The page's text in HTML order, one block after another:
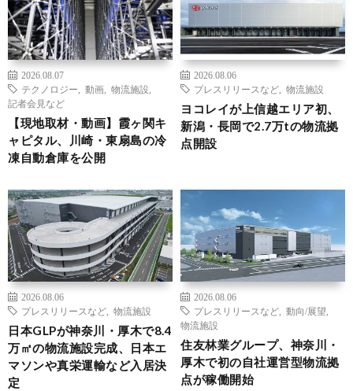
2026.08.07
テクノロジー
動画 物流施設
記者会見など
【現地取材・動画】霞ヶ関キ
ャピタル、川崎・東扇島の冷
凍自動倉庫を公開
2026.08.06
プレスリリースなど
物流施設
ヨコレイが上信越エリア初、
新潟・長岡で2.7万tの物流拠
点開設
2026.08.06
プレスリリースなど
物流施設
日本GLPが神奈川・厚木で8.4
万㎡の物流施設完成、日本エ
マソンや真栄運輸など入居決
定
2026.08.06
プレスリリースなど
動向/展望
物流施設
住友林業グループ、神奈川・
厚木で初の自社運営型物流拠
点が稼働開始